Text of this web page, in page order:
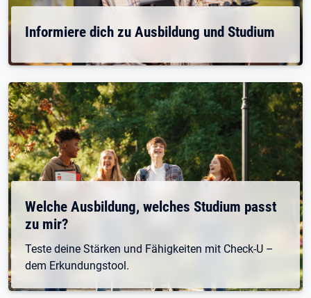
Informiere dich zu Ausbildung und Studium
Welche Ausbildung, welches Studium passt
zu mir?
Teste deine Stärken und Fähigkeiten mit Check-U –
dem Erkundungstool.